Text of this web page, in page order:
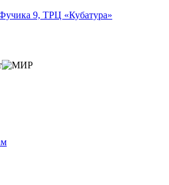
9, ТРЦ «Кубатура»